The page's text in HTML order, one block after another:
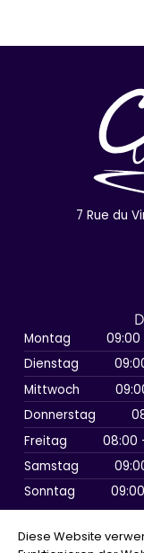
7 Rue du
Montag
09:00
Dienstag
Mittwoch
Donnerstag
Freitag
08:00
Samstag
Sonntag
Diese Website